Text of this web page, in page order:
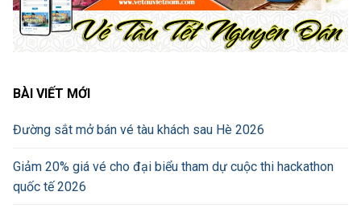
BÀI VIẾT MỚI
Đường sắt mở bán vé tàu khách sau Hè 2026
Giảm 20% giá vé cho đại biểu tham dự cuộc thi hackathon
quốc tế 2026